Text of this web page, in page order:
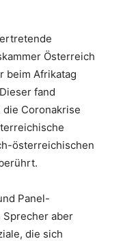
Österreich
beim Afrikatag
fand
Coronakrise
österreichischen
Panel-
aber
die sich